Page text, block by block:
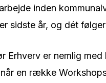
inden
sidste år, og dét
Erhverv er nemlig med
en række